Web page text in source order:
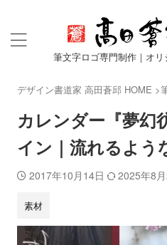
筆文字ロゴ専門制作｜オ
デザイン書道家 高田蒼邱 HOME >
カレンダー『夢幻
イン｜流れるよう
2017年10月14日 2025年8
素材